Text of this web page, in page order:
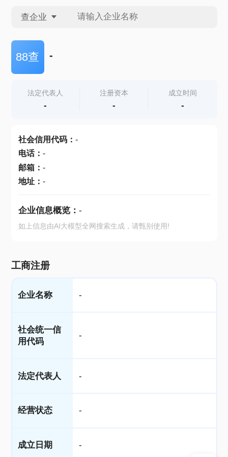
查企业
查企业
查产地
88查 -
法定代表人
-
注册资本
-
成立时间
-
社会信用代码： -
电话： -
邮箱： -
地址： -
企业信息概览： -
如上信息由AI大模型全网搜索生成，请甄别使用!
工商注册
企业名称 -
社会统一信
用代码
-
法定代表人 -
经营状态 -
成立日期 -